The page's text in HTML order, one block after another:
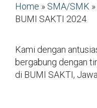
Home » SMA/SMK »
BUMI SAKTI 2024
Kami dengan
bergabung dengan
di BUMI SAKTI,